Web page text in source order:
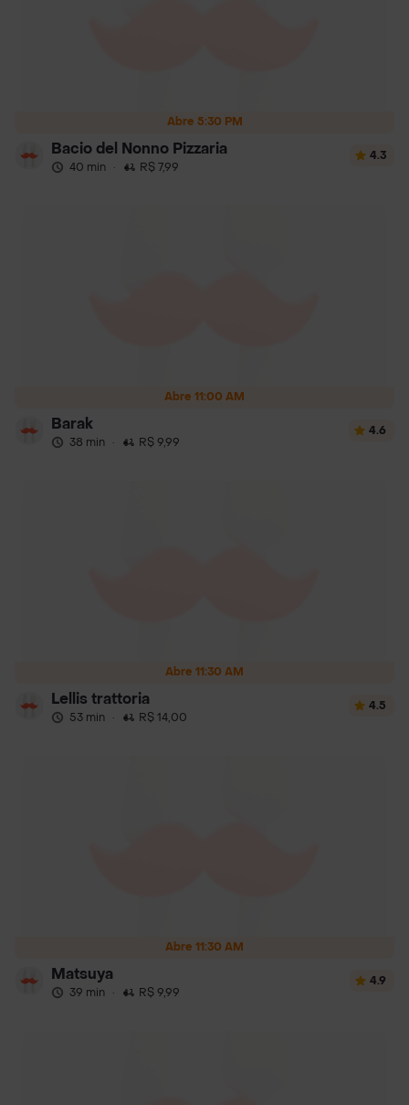
Abre 5:30 PM
Bacio del Nonno Pizzaria
40 min · R$ 7,99
4.3
Abre 11:00 AM
Barak
38 min · R$ 9,99
4.6
Abre 11:30 AM
Lellis trattoria
53 min · R$ 14,00
4.5
Abre 11:30 AM
Matsuya
39 min · R$ 9,99
4.9